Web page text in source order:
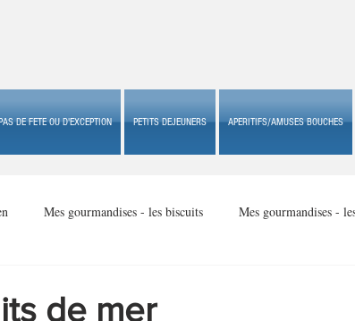
DE FETE OU D'EXCEPTION PETITS DEJEUNERS APERITIFS/AMUSES BOUCHES
Mes gourmandises - les biscuits Mes gourmandises -
de mer